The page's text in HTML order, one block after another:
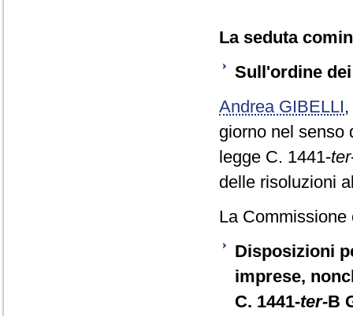
La seduta
Sull'ordine
Andrea GIBELLI,
giorno nel senso
legge C. 1441-ter
delle risoluzioni
La Commissione
Disposizioni
imprese,
C. 1441-ter-B